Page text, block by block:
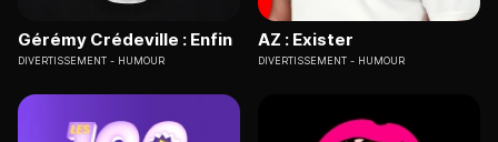
Gérémy Crédeville : Enfin
DIVERTISSEMENT HUMOUR
AZ : Exister
DIVERTISSEMENT HUMOUR